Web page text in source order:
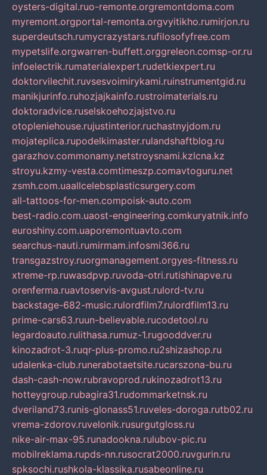
oysters-digital.ruo-remonte.orgremontdoma.com
myremont.orgportal-remonta.orgvyitikho.rumirjon.ru
superdeutsch.rumycrazystars.rufilosofyfree.com
mypetslife.orgwarren-buffett.orggreleon.comsp-or.ru
infoelectrik.rumaterialexpert.rudetkiexpert.ru
doktorvilechit.ruvsesvoimirykami.ruinstrumentgid.ru
manikjurinfo.ruhozjajkainfo.rustroimaterials.ru
doktoradvice.ruselskoehozjajstvo.ru
otopleniehouse.rujustinterior.ruchastnyjdom.ru
mojateplica.rupodelkimaster.rulandshaftblog.ru
garazhov.commonamy.netstroysnami.kzlcna.kz
stroyu.kzmy-vesta.comtimeszp.comavtoguru.net
zsmh.com.uaallcelebsplasticsurgery.com
all-tattoos-for-men.compoisk-auto.com
best-radio.com.uaost-engineering.comkuryatnik.info
euroshiny.com.uaporemontuavto.com
searchus-nauti.rumirmam.infosmi366.ru
transgazstroy.ruorgmanagement.orgyes-fitness.ru
xtreme-rp.ruwasdpvp.ruvoda-otri.rutishinapve.ru
orenferma.ruavtoservis-avgust.rulord-tv.ru
backstage-682-music.rulordfilm7.rulordfilm13.ru
prime-cars63.ruun-believable.rucodetool.ru
legardoauto.rulithasa.rumuz-1.rugooddver.ru
kinozadrot-3.ruqr-plus-promo.ru2shizashop.ru
udalenka-club.runerabotaetsite.rucarszona-bu.ru
dash-cash-now.rubravoprod.rukinozadrot13.ru
hotteygroup.rubagira31.rudommarketnsk.ru
dveriland73.runis-glonass51.ruveles-doroga.rutb02.ru
vrema-zdorov.ruvelonik.rusurgutgloss.ru
nike-air-max-95.runadookna.rulubov-pic.ru
mobilreklama.rupds-nn.rusocrat2000.ruvgurin.ru
spksochi.rushkola-klassika.rusabeonline.ru